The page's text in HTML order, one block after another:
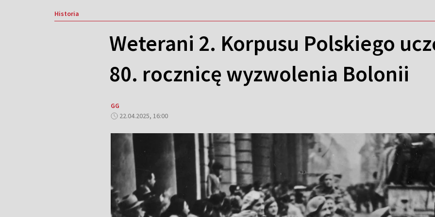
Historia
Weterani 2. Korpusu Polskiego
80. rocznicę wyzwolenia Bolonii
GG
22.04.2025, 16:00